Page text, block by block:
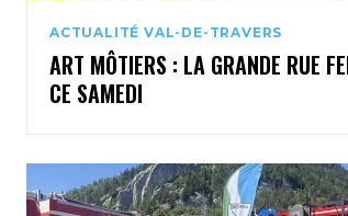
ACTUALITÉ VAL-DE-TRAVERS
ART MÔTIERS : LA GRANDE RUE
CE SAMEDI